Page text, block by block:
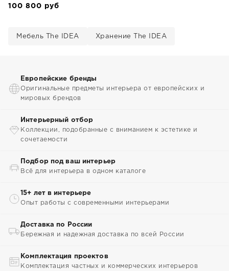
100 800 руб
Мебель The IDEA Хранение The IDEA
Европейские бренды
Оригинальные предметы интерьера от европейских и
мировых брендов
Интерьерный отбор
Коллекции, подобранные с вниманием к эстетике и
сочетаемости
Подбор под ваш интерьер
Всё для интерьера в одном каталоге
15+ лет в интерьере
Опыт работы с современными интерьерами
Доставка по России
Бережная и надежная доставка по всей России
Комплектация проектов
Комплектация частных и коммерческих интерьеров